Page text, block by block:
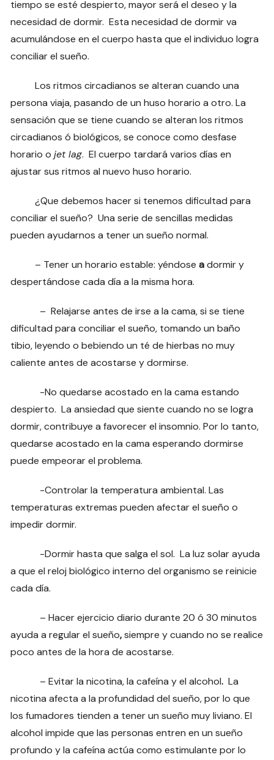
tiempo se esté despierto, mayor será el deseo y la
necesidad de dormir. Esta necesidad de dormir va
acumulándose en el cuerpo hasta que el individuo logra
conciliar el sueño.
Los ritmos circadianos se alteran cuando una
persona viaja, pasando de un huso horario a otro. La
sensación que se tiene cuando se alteran los ritmos
circadianos ó biológicos, se conoce como desfase
horario ojet lag. El cuerpo tardará varios días en
ajustar sus ritmos al nuevo huso horario.
¿Que debemos hacer si tenemos dificultad para
conciliar el sueño? Una serie de sencillas medidas
pueden ayudarnos a tener un sueño normal.
– Tener un horario estable: yéndose adormir y
despertándose cada día a la misma hora.
– Relajarse antes de irse a la cama, si se tiene
dificultad para conciliar el sueño, tomando un baño
tibio, leyendo o bebiendo un té de hierbas no muy
caliente antes de acostarse y dormirse.
-No quedarse acostado en la cama estando
despierto. La ansiedad que siente cuando no se logra
dormir, contribuye a favorecer el insomnio. Por lo tanto,
quedarse acostado en la cama esperando dormirse
puede empeorar el problema.
-Controlar la temperatura ambiental. Las
temperaturas extremas pueden afectar el sueño o
impedir dormir.
-Dormir hasta que salga el sol. La luz solar ayuda
a que el reloj biológico interno del organismo se reinicie
cada día.
– Hacer ejercicio diario durante 20 ó 30 minutos
ayuda a regular el sueño,siempre y cuando no se realice
poco antes de la hora de acostarse.
– Evitar la nicotina, la cafeína y el alcohol. La
nicotina afecta a la profundidad del sueño, por lo que
los fumadores tienden a tener un sueño muy liviano. El
alcohol impide que las personas entren en un sueño
profundo y la cafeína actúa como estimulante por lo